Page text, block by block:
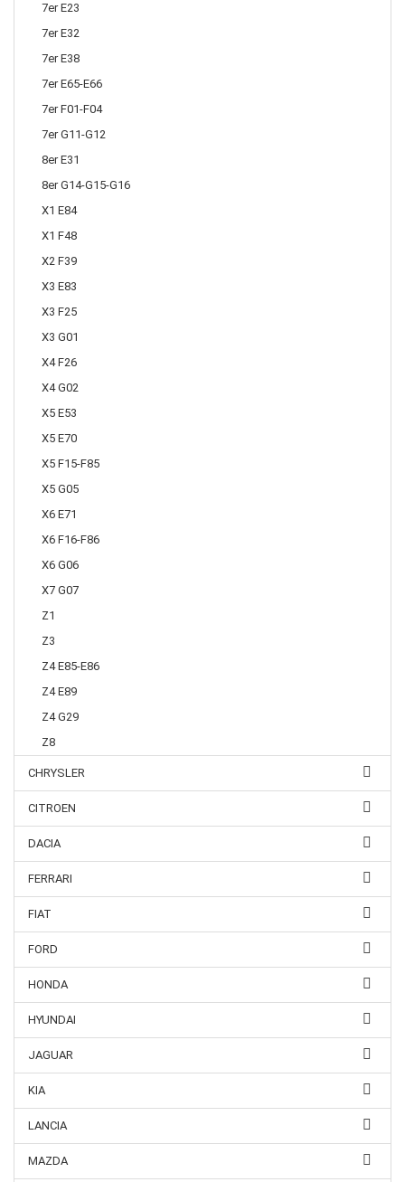
7er E23
7er E32
7er E38
7er E65-E66
7er F01-F04
7er G11-G12
8er E31
8er G14-G15-G16
X1 E84
X1 F48
X2 F39
X3 E83
X3 F25
X3 G01
X4 F26
X4 G02
X5 E53
X5 E70
X5 F15-F85
X5 G05
X6 E71
X6 F16-F86
X6 G06
X7 G07
Z1
Z3
Z4 E85-E86
Z4 E89
Z4 G29
Z8
CHRYSLER
CITROEN
DACIA
FERRARI
FIAT
FORD
HONDA
HYUNDAI
JAGUAR
KIA
LANCIA
MAZDA